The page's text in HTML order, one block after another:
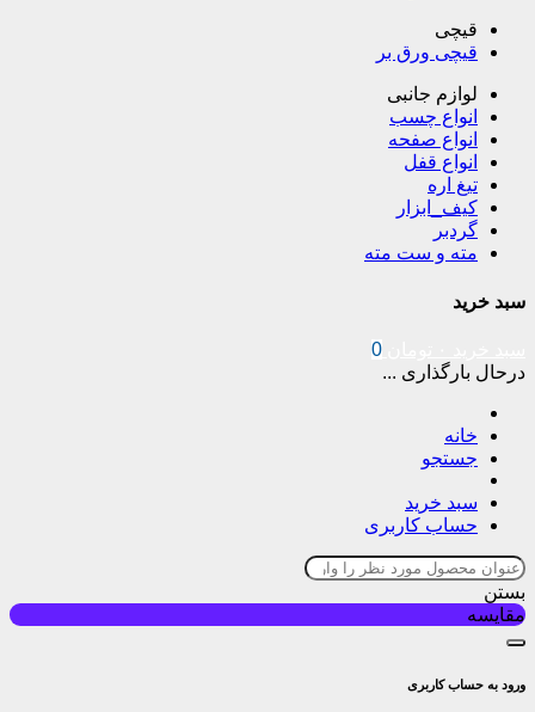
قیچی
قیچی ورق بر
لوازم جانبی
انواع چسب
انواع صفحه
انواع قفل
تیغ اره
کیف_ابزار
گردبر
مته و ست مته
سبد خرید
0
درحال بارگذاری ...
خانه
جستجو
سبد خرید
حساب کاربری
بستن
مقایسه
ورود به حساب کاربری